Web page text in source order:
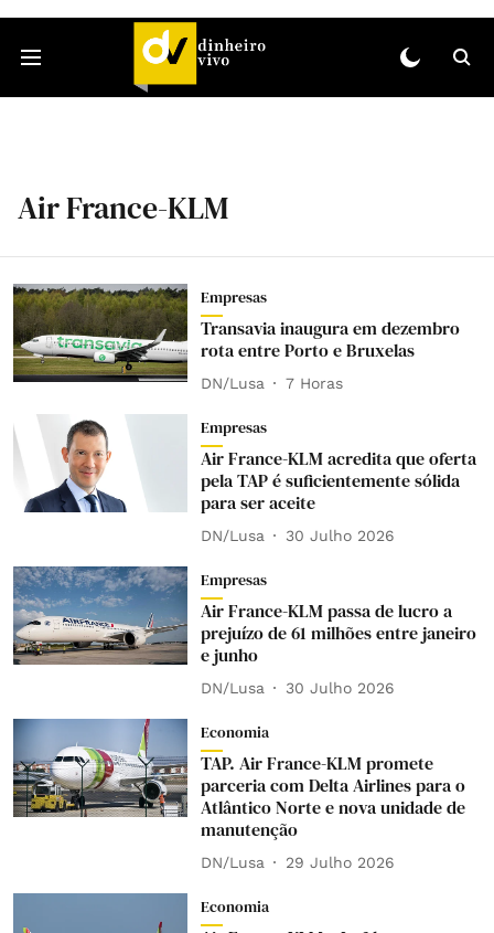
Air France-KLM
Empresas
Transavia inaugura em dezembro
rota entre Porto e Bruxelas
DN/Lusa 7 Horas
Empresas
Air France-KLM acredita que oferta
pela TAP é suficientemente sólida
para ser aceite
DN/Lusa 30 Julho 2026
Empresas
Air France-KLM passa de lucro a
prejuízo de 61 milhões entre janeiro
e junho
DN/Lusa 30 Julho 2026
Economia
TAP. Air France-KLM promete
parceria com Delta Airlines para o
Atlântico Norte e nova unidade de
manutenção
DN/Lusa 29 Julho 2026
Economia